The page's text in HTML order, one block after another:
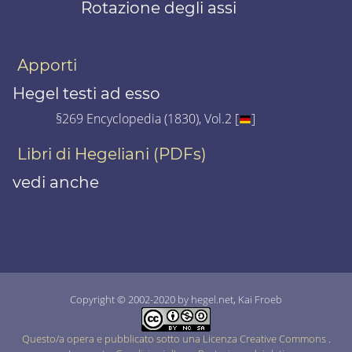
Rotazione degli assi
Apporti
Hegel testi ad esso
§269 Encyclopedia (1830), Vol.2 [ ]
Libri di Hegeliani (PDFs)
vedi anche
Copyright © 2002-2020 by hegel.net, Kai Froeb
Questo/a opera e pubblicato sotto una Licenza Creative Commons .